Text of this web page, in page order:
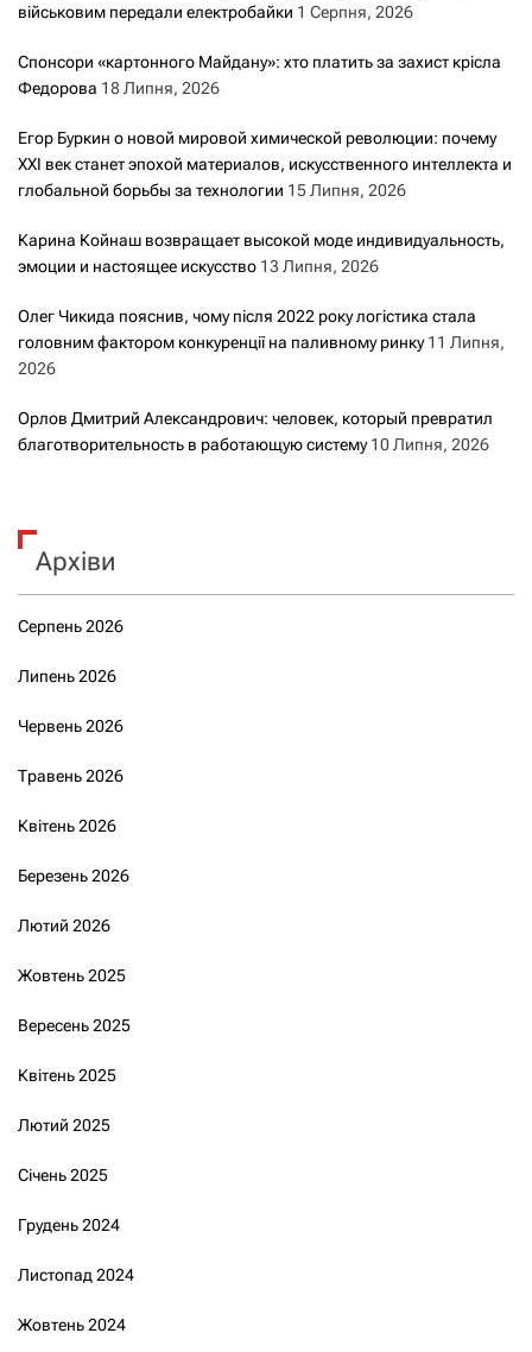
військовим передали електробайки 1 Серпня, 2026
Спонсори «картонного Майдану»: хто платить за захист крісла
Федорова 18 Липня, 2026
Егор Буркин о новой мировой химической революции: почему
XXI век станет эпохой материалов, искусственного интеллекта и
глобальной борьбы за технологии 15 Липня, 2026
Карина Койнаш возвращает высокой моде индивидуальность,
эмоции и настоящее искусство 13 Липня, 2026
Олег Чикида пояснив, чому після 2022 року логістика стала
головним фактором конкуренції на паливному ринку 11 Липня,
2026
Орлов Дмитрий Александрович: человек, который превратил
благотворительность в работающую систему 10 Липня, 2026
Архіви
Серпень 2026
Липень 2026
Червень 2026
Травень 2026
Квітень 2026
Березень 2026
Лютий 2026
Жовтень 2025
Вересень 2025
Квітень 2025
Лютий 2025
Січень 2025
Грудень 2024
Листопад 2024
Жовтень 2024